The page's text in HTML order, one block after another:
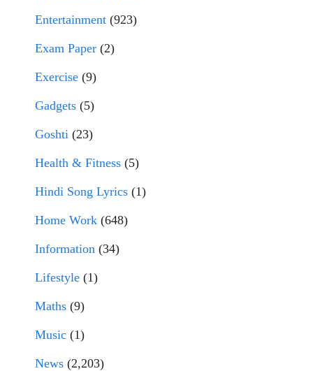
Entertainment (923)
Exam Paper (2)
Exercise (9)
Gadgets (5)
Goshti (23)
Health & Fitness (5)
Hindi Song Lyrics (1)
Home Work (648)
Information (34)
Lifestyle (1)
Maths (9)
Music (1)
News (2,203)